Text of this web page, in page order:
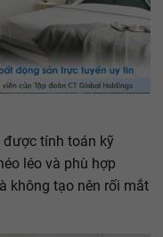
được tính toán kỹ
léo và phù hợp
không tạo nên rối mắt